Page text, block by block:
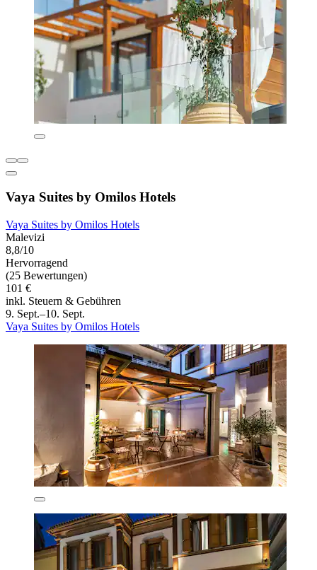
Vaya Suites by Omilos Hotels
Vaya Suites by Omilos Hotels
Malevizi
8,8/10
Hervorragend
(25 Bewertungen)
101 €
inkl. Steuern & Gebühren
9. Sept.–10. Sept.
Vaya Suites by Omilos Hotels